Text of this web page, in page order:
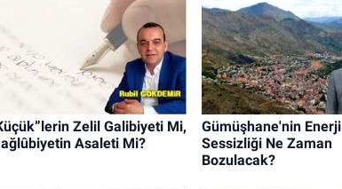
Zelil Galibiyeti Mi,
Asaleti Mi?
Gümüşhane'nin Enerji
Sessizliği Ne Zaman
Bozulacak?